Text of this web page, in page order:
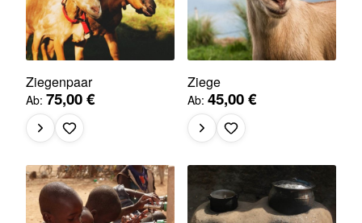
Ziegenpaar
Ab 75,00 €
Ziege
Ab 45,00 €